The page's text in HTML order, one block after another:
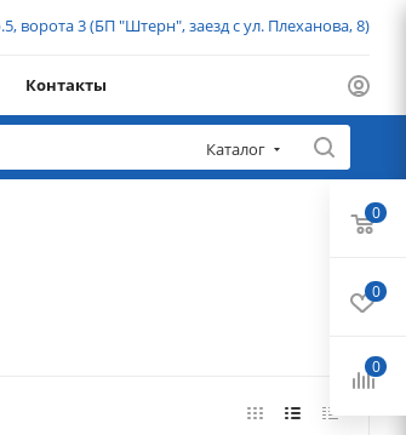
ворота 3 (БП "Штерн", заезд с ул. Плеханова, 8)
Контакты
Каталог
0
0
0